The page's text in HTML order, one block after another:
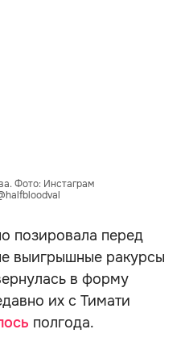
Фото: Инстаграм
позировала перед
выигрышные ракурсы
в форму
их с Тимати
полгода.